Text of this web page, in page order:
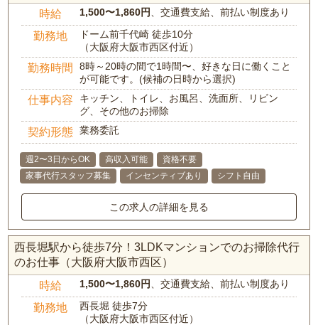
時給 1,500〜1,860円 、交通費支給、前払い制度あり
勤務地
ドーム前千代崎 徒歩10分
（大阪府大阪市西区付近）
勤務時間
8時～20時の間で1時間〜、好きな日に働くこと
が可能です。(候補の日時から選択)
仕事内容
キッチン、トイレ、お風呂、洗面所、リビン
グ、その他のお掃除
契約形態 業務委託
週2〜3日からOK 高収入可能
資格不要
家事代行スタッフ募集
インセンティブあり シフト自由
この求人の詳細を見る
西長堀駅から徒歩7分！3LDKマンションでのお掃除代行
のお仕事（大阪府大阪市西区）
時給 1,500〜1,860円 、交通費支給、前払い制度あり
勤務地
西長堀 徒歩7分
（大阪府大阪市西区付近）